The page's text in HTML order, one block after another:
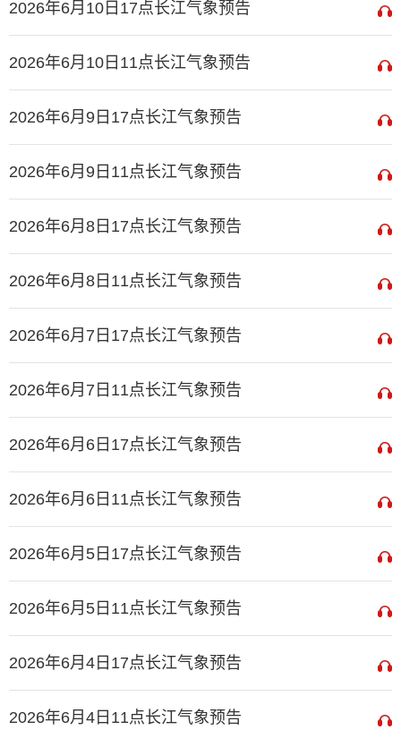
2026年6月10日17点长江气象预告
2026年6月10日11点长江气象预告
2026年6月9日17点长江气象预告
2026年6月9日11点长江气象预告
2026年6月8日17点长江气象预告
2026年6月8日11点长江气象预告
2026年6月7日17点长江气象预告
2026年6月7日11点长江气象预告
2026年6月6日17点长江气象预告
2026年6月6日11点长江气象预告
2026年6月5日17点长江气象预告
2026年6月5日11点长江气象预告
2026年6月4日17点长江气象预告
2026年6月4日11点长江气象预告